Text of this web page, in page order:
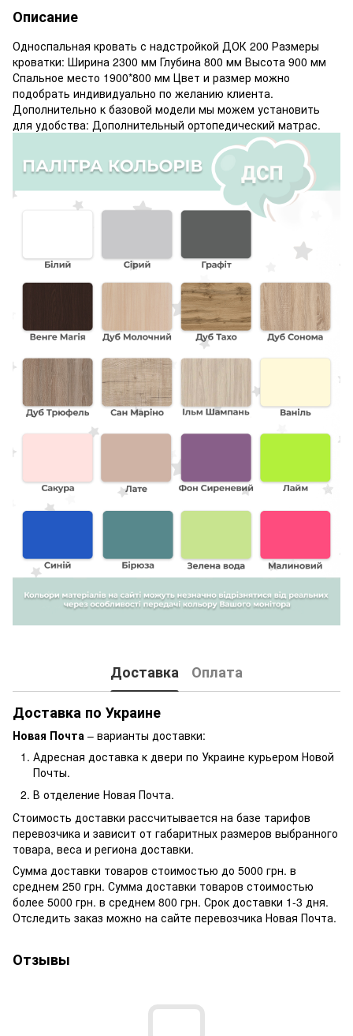
Описание
Односпальная кровать с надстройкой ДОК 200 Размеры
кроватки: Ширина 2300 мм Глубина 800 мм Высота 900 мм
Спальное место 1900*800 мм Цвет и размер можно
подобрать индивидуально по желанию клиента.
Дополнительно к базовой модели мы можем установить
для удобства: Дополнительный ортопедический матрас.
Доставка
Оплата
Доставка по Украине
Новая Почта – варианты доставки:
Адресная доставка к двери по Украине курьером Новой
Почты.
В отделение Новая Почта.
Стоимость доставки рассчитывается на базе тарифов
перевозчика и зависит от габаритных размеров выбранного
товара, веса и региона доставки.
Сумма доставки товаров стоимостью до 5000 грн. в
среднем 250 грн. Сумма доставки товаров стоимостью
более 5000 грн. в среднем 800 грн. Срок доставки 1-3 дня.
Отследить заказ можно на сайте перевозчика Новая Почта.
Отзывы